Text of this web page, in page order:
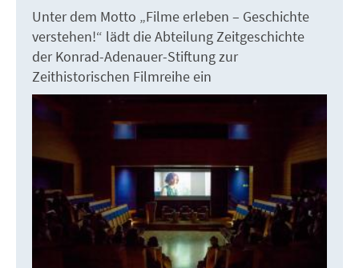
Unter dem Motto „Filme erleben – Geschichte
verstehen!“ lädt die Abteilung Zeitgeschichte
der Konrad-Adenauer-Stiftung zur
Zeithistorischen Filmreihe ein